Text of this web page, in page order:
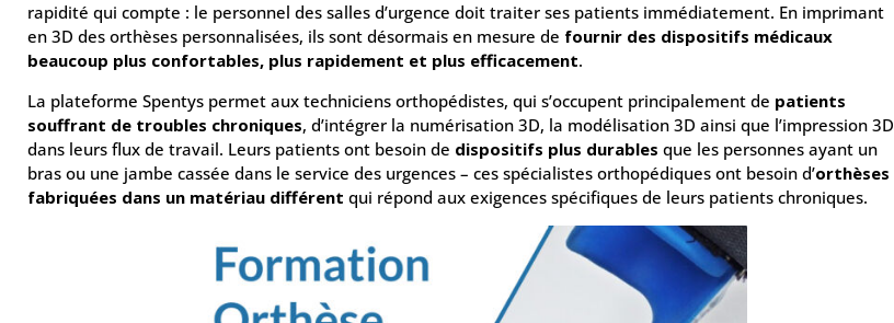
rapidité qui compte : le personnel des salles d’urgence doit traiter ses patients immédiatement. En imprimant
en 3D des orthèses personnalisées, ils sont désormais en mesure de fournir des dispositifs médicaux
beaucoup plus confortables, plus rapidement et plus efficacement.
La plateforme Spentys permet aux techniciens orthopédistes, qui s’occupent principalement de patients
souffrant de troubles chroniques, d’intégrer la numérisation 3D, la modélisation 3D ainsi que l’impression 3D
dans leurs flux de travail. Leurs patients ont besoin de dispositifs plus durables que les personnes ayant un
bras ou une jambe cassée dans le service des urgences – ces spécialistes orthopédiques ont besoin d’orthèses
fabriquées dans un matériau différent qui répond aux exigences spécifiques de leurs patients chroniques.